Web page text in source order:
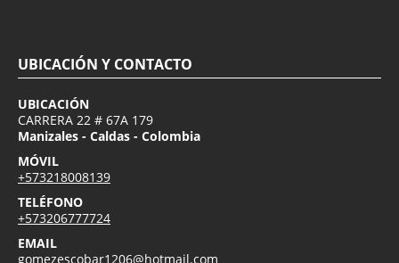
UBICACIÓN Y CONTACTO
UBICACIÓN
CARRERA 22 # 67A 179
Manizales - Caldas - Colombia
MÓVIL
+573218008139
TELÉFONO
+573206777724
EMAIL
gomezescobar1206@hotmail.com